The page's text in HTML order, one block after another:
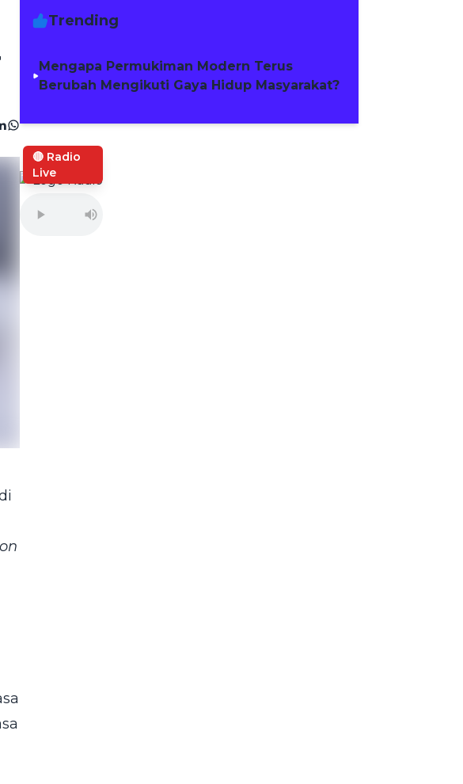
Trending
Mengapa Permukiman Modern Terus
Berubah Mengikuti Gaya Hidup Masyarakat?
🔴 Radio
Live